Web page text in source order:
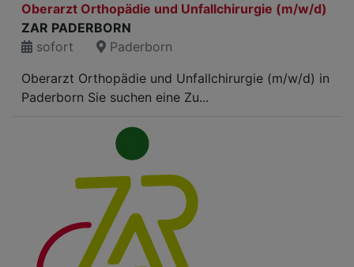
Oberarzt Orthopädie und Unfallchirurgie (m/w/d)
ZAR PADERBORN
sofort
Paderborn
Oberarzt Orthopädie und Unfallchirurgie (m/w/d) in
Paderborn Sie suchen eine Zu...